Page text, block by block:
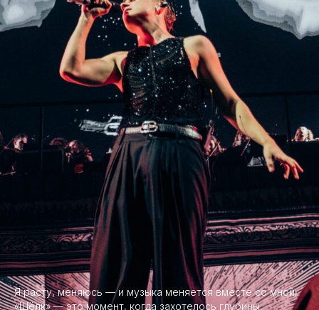
Я расту, меняюсь — и музыка меняется вместе со мной.
«Шёлк» — это момент, когда захотелось глубины,